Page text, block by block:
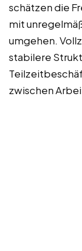
schätzen die
mit
umgehen.
stabilere
zwischen